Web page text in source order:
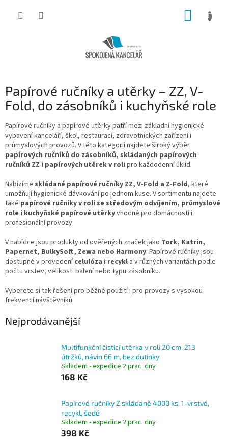
Papírové ručníky a utěrky – ZZ, V-
Fold, do zásobníků i kuchyňské role
Papírové ručníky a papírové utěrky patří mezi základní hygienické
vybavení kanceláří, škol, restaurací, zdravotnických zařízení i
průmyslových provozů. V této kategorii najdete široký výběr
papírových ručníků do zásobníků, skládaných papírových
ručníků ZZ i papírových utěrek v roli pro každodenní úklid.
Nabízíme skládané papírové ručníky ZZ, V-Fold a Z-Fold, které
umožňují hygienické dávkování po jednom kuse. V sortimentu najdete
také papírové ručníky v roli se středovým odvíjením, průmyslové
role i kuchyňské papírové utěrkyvhodné pro domácnosti i
profesionální provozy.
V nabídce jsou produkty od ověřených značek jako Tork, Katrin,
Papernet, BulkySoft, Zewa nebo Harmony. Papírové ručníky jsou
dostupné v provedenícelulóza i recykl a v různých variantách podle
počtu vrstev, velikosti balení nebo typu zásobníku.
Vyberete si tak řešení pro běžné použití i pro provozy s vysokou
frekvencí návštěvníků.
Nejprodávanější
Multifunkční čisticí utěrka v roli 20 cm, 213
útržků, návin 66 m, bez dutinky
Skladem - expedice 2 prac. dny
168 Kč
Papírové ručníky Z skládané 4000 ks, 1-vrstvé,
recykl, šedé
Skladem - expedice 2 prac. dny
398 Kč